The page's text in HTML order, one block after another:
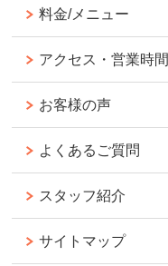
料金/メニュー
アクセス・営業時間
お客様の声
よくあるご質問
スタッフ紹介
サイトマップ